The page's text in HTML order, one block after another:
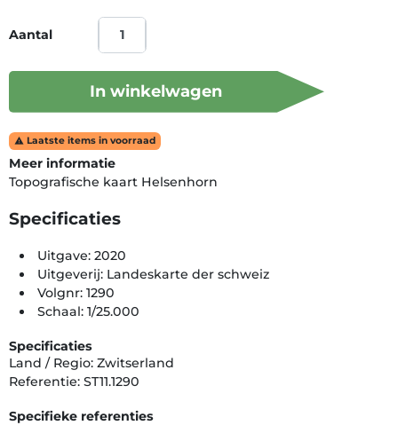
Aantal
In winkelwagen
 Laatste items in voorraad
Meer informatie
Topografische kaart Helsenhorn
Specificaties
Uitgave: 2020
Uitgeverij: Landeskarte der schweiz
Volgnr: 1290
Schaal: 1/25.000
Specificaties
Land / Regio: Zwitserland
Referentie: ST11.1290
Specifieke referenties